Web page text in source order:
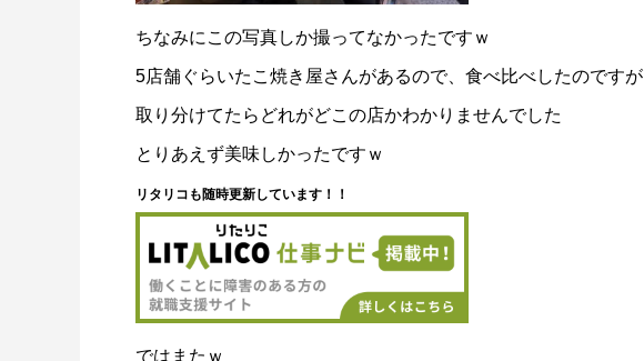
ちなみにこの写真しか撮ってなかったですｗ
5店舗ぐらいたこ焼き屋さんがあるので、食べ比べしたのですが
取り分けてたらどれがどこの店かわかりませんでした
とりあえず美味しかったですｗ
リタリコも随時更新しています！！
ではまたｗ